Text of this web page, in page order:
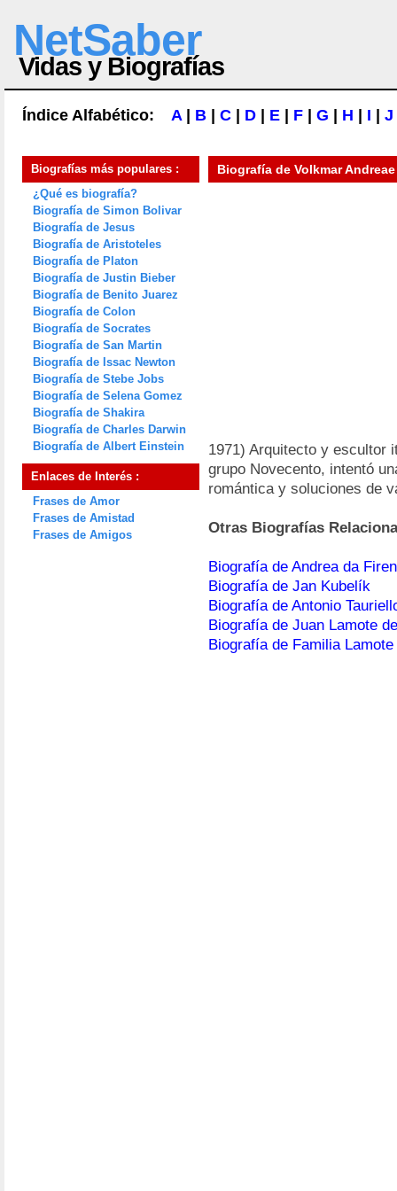
NetSaber
Vidas y Biografías
Índice Alfabético: A| B C D E F G H I J
Biografías más populares :
¿Qué es biografía?
Biografía de Simon Bolivar
Biografía de Jesus
Biografía de Aristoteles
Biografía de Platon
Biografía de Justin Bieber
Biografía de Benito Juarez
Biografía de Colon
Biografía de Socrates
Biografía de San Martin
Biografía de Issac Newton
Biografía de Stebe Jobs
Biografía de Selena Gomez
Biografía de Shakira
Biografía de Charles Darwin
Biografía de Albert Einstein
Enlaces de Interés :
Frases de Amor
Frases de Amistad
Frases de Amigos
Biografía de Volkmar Andreae
1971) Arquitecto y escultor
grupo Novecento, intentó
romántica y soluciones de
Otras Biografías
Biografía de Andrea da
Biografía de Jan Kubelík
Biografía de Antonio
Biografía de Juan Lamote
Biografía de Familia